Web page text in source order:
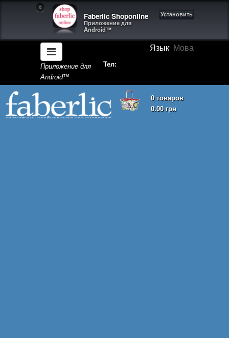
X
Faberlic Shoponline
Приложение для
Android™
Установить
Язык Мова
Приложение для
Android™
Тел:
0 товаров
0.00 грн
Корзина покупок пуста!